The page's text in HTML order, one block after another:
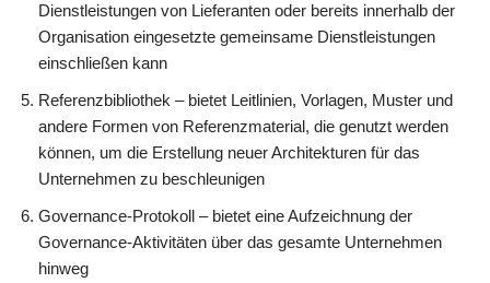
Dienstleistungen von Lieferanten oder bereits innerhalb der
Organisation eingesetzte gemeinsame Dienstleistungen
einschließen kann
Referenzbibliothek – bietet Leitlinien, Vorlagen, Muster und
andere Formen von Referenzmaterial, die genutzt werden
können, um die Erstellung neuer Architekturen für das
Unternehmen zu beschleunigen
Governance-Protokoll – bietet eine Aufzeichnung der
Governance-Aktivitäten über das gesamte Unternehmen
hinweg